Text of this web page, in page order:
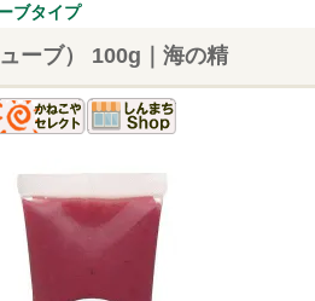
ブタイプ
ーブ） 100g｜海の精